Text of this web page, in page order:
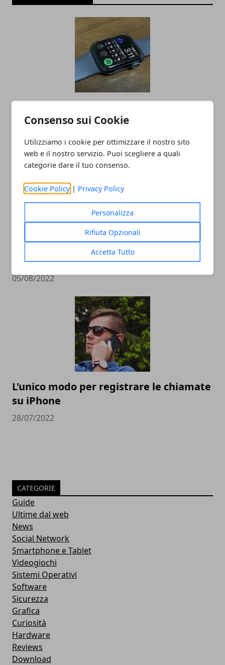
Consenso sui Cookie
Utilizziamo i cookie per ottimizzare il nostro sito
web e il nostro servizio. Puoi scegliere a quali
categorie dare il tuo consenso.
Cookie Policy | Privacy Policy
Personalizza
Rifiuta Opzionali
Accetta Tutto
condividono lo stesso processore
16/09/2022
Quali sono gli smartphone più veloci al
mondo
05/08/2022
L'unico modo per registrare le chiamate
su iPhone
28/07/2022
CATEGORIE
Guide
Ultime dal web
News
Social Network
Smartphone e Tablet
Videogiochi
Sistemi Operativi
Software
Sicurezza
Grafica
Curiosità
Hardware
Reviews
Download